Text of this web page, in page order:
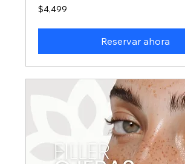
4,499
pesos
$4,499
Reservar ahora